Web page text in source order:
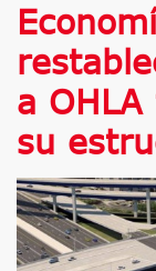
a
su